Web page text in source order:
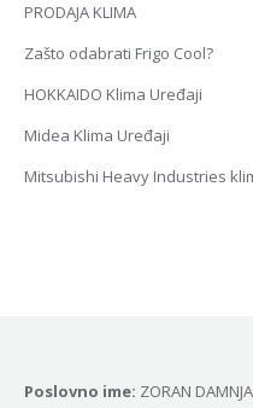
PRODAJA KLIMA
Zašto odabrati Frigo Cool?
HOKKAIDO Klima Uređaji
Midea Klima Uređaji
Mitsubishi Heavy Industries
Poslovno ime: ZORAN